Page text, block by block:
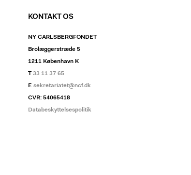
KONTAKT OS
NY CARLSBERGFONDET
Brolæggerstræde 5
1211 København K
T33 11 37 65
E sekretariatet@ncf.dk
CVR: 54065418
Databeskyttelsespolitik